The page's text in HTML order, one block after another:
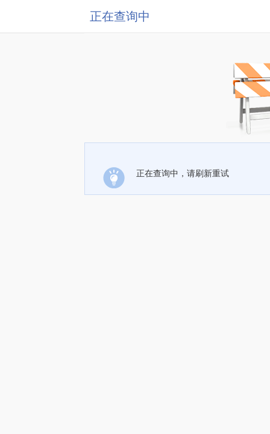
正在查询中
正在查询中，请刷新重试